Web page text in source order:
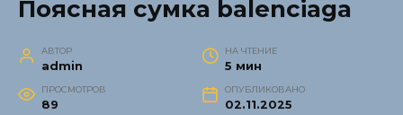
Поясная сумка balenciaga
АВТОР
admin
НА ЧТЕНИЕ
5 мин
ПРОСМОТРОВ
89
ОПУБЛИКОВАНО
02.11.2025